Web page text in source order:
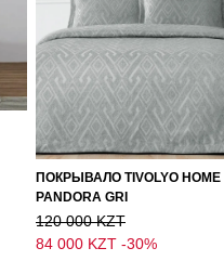
ПОКРЫВАЛО TIVOLYO HOME
PANDORA GRI
120 000 KZT
84 000 KZT -30%